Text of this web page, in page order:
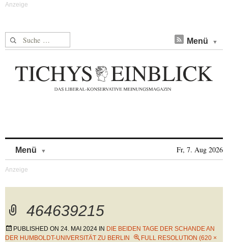
Suche nach: Menü
Menü Fr, 7. Aug 2026
464639215
PUBLISHED ON 24. MAI 2024 IN DIE BEIDEN TAGE DER SCHANDE AN
DER HUMBOLDT-UNIVERSITÄT ZU BERLIN
FULL RESOLUTION (620 ×